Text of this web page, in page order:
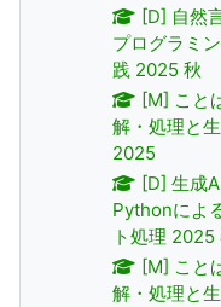
[D] 自然
プログラミ
践 2025 秋
[M] こと
解・処理と
2025
[D] 生成
Pythonによ
ト処理 2025
[M] こと
解・処理と